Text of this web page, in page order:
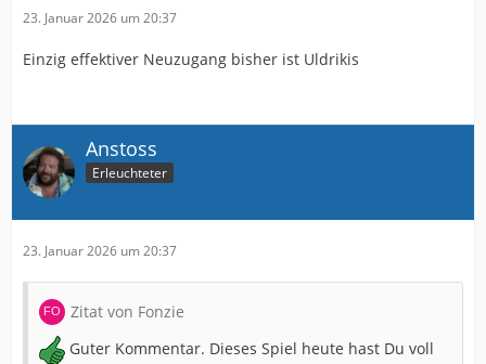
23. Januar 2026 um 20:37
Einzig effektiver Neuzugang bisher ist Uldrikis
Anstoss
Erleuchteter
23. Januar 2026 um 20:37
Zitat von Fonzie
Guter Kommentar. Dieses Spiel heute hast Du voll